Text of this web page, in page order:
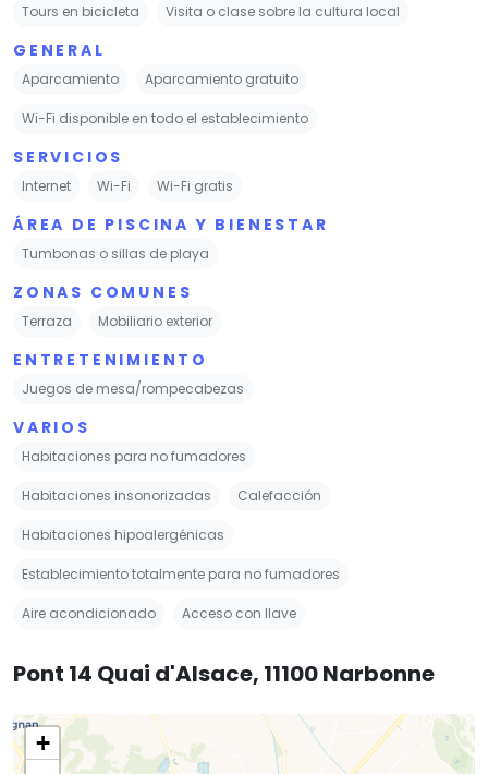
Tours en bicicleta Visita o clase sobre la cultura local
GENERAL
Aparcamiento Aparcamiento gratuito
Wi-Fi disponible en todo el establecimiento
SERVICIOS
Internet Wi-Fi Wi-Fi gratis
ÁREA DE PISCINA Y BIENESTAR
Tumbonas o sillas de playa
ZONAS COMUNES
Terraza Mobiliario exterior
ENTRETENIMIENTO
Juegos de mesa/rompecabezas
VARIOS
Habitaciones para no fumadores
Habitaciones insonorizadas Calefacción
Habitaciones hipoalergénicas
Establecimiento totalmente para no fumadores
Aire acondicionado Acceso con llave
Pont 14 Quai d'Alsace, 11100 Narbonne
+